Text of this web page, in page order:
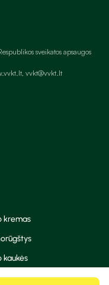
sveikatos apsaugos
vvkt@vvkt.lt
kremas
kaukės
aliejai